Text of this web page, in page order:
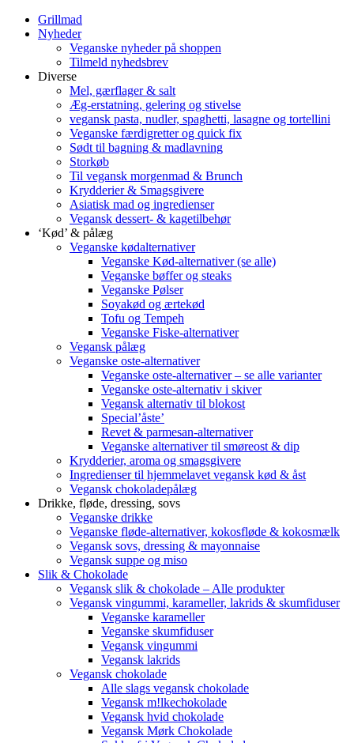
Grillmad
Nyheder
Veganske nyheder på shoppen
Tilmeld nyhedsbrev
Diverse
Mel, gærflager & salt
Æg-erstatning, gelering og stivelse
vegansk pasta, nudler, spaghetti, lasagne og tortellini
Veganske færdigretter og quick fix
Sødt til bagning & madlavning
Storkøb
Til vegansk morgenmad & Brunch
Krydderier & Smagsgivere
Asiatisk mad og ingredienser
Vegansk dessert- & kagetilbehør
‘Kød’ & pålæg
Veganske kødalternativer
Veganske Kød-alternativer (se alle)
Veganske bøffer og steaks
Veganske Pølser
Soyakød og ærtekød
Tofu og Tempeh
Veganske Fiske-alternativer
Vegansk pålæg
Veganske oste-alternativer
Veganske oste-alternativer – se alle varianter
Veganske oste-alternativ i skiver
Vegansk alternativ til blokost
Special’åste’
Revet & parmesan-alternativer
Veganske alternativer til smøreost & dip
Krydderier, aroma og smagsgivere
Ingredienser til hjemmelavet vegansk kød & åst
Vegansk chokoladepålæg
Drikke, fløde, dressing, sovs
Veganske drikke
Veganske fløde-alternativer, kokosfløde & kokosmælk
Vegansk sovs, dressing & mayonnaise
Vegansk suppe og miso
Slik & Chokolade
Vegansk slik & chokolade – Alle produkter
Vegansk vingummi, karameller, lakrids & skumfiduser
Veganske karameller
Veganske skumfiduser
Vegansk vingummi
Vegansk lakrids
Vegansk chokolade
Alle slags vegansk chokolade
Vegansk m!lkechokolade
Vegansk hvid chokolade
Vegansk Mørk Chokolade